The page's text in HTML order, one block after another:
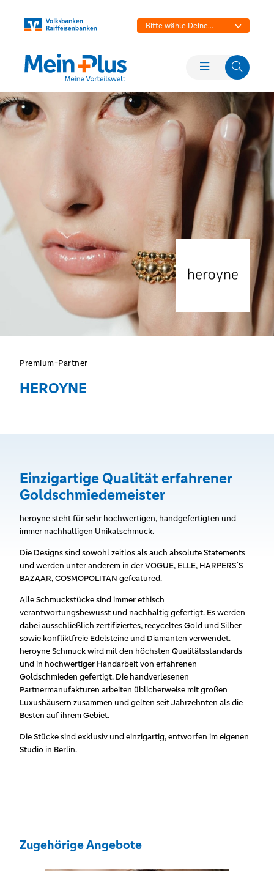
Bitte wähle Deine
Premium-Partner
HEROYNE
Einzigartige Qualität erfahrener
Goldschmiedemeister
heroyne steht für sehr hochwertigen, handgefertigten und
immer nachhaltigen Unikatschmuck.
Die Designs sind sowohl zeitlos als auch absolute Statements
und werden unter anderem in der VOGUE, ELLE, HARPERS´S
BAZAAR, COSMOPOLITAN gefeatured.
Alle Schmuckstücke sind immer ethisch
verantwortungsbewusst und nachhaltig gefertigt. Es werden
dabei ausschließlich zertifiziertes, recyceltes Gold und Silber
sowie konfliktfreie Edelsteine und Diamanten verwendet.
heroyne Schmuck wird mit den höchsten Qualitätsstandards
und in hochwertiger Handarbeit von erfahrenen
Goldschmieden gefertigt. Die handverlesenen
Partnermanufakturen arbeiten üblicherweise mit großen
Luxushäusern zusammen und gelten seit Jahrzehnten als die
Besten auf ihrem Gebiet.
Die Stücke sind exklusiv und einzigartig, entworfen im eigenen
Studio in Berlin.
Zugehörige Angebote